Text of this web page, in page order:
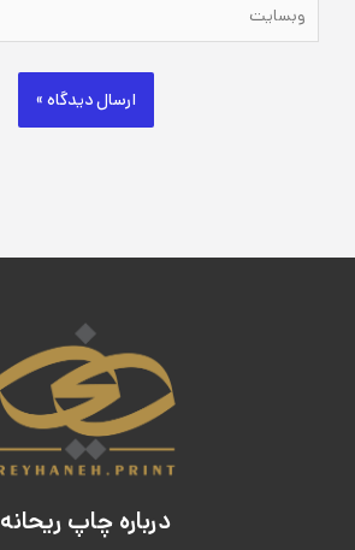
درباره چاپ ریحانه